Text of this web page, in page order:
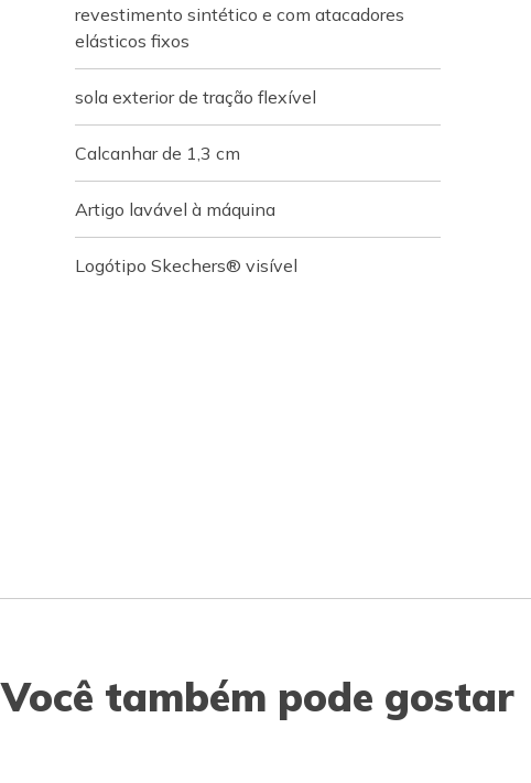
revestimento sintético e com atacadores
elásticos fixos
sola exterior de tração flexível
Calcanhar de 1,3 cm
Artigo lavável à máquina
Logótipo Skechers® visível
Você também pode gostar